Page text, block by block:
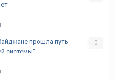
0
прошла путь
системы"